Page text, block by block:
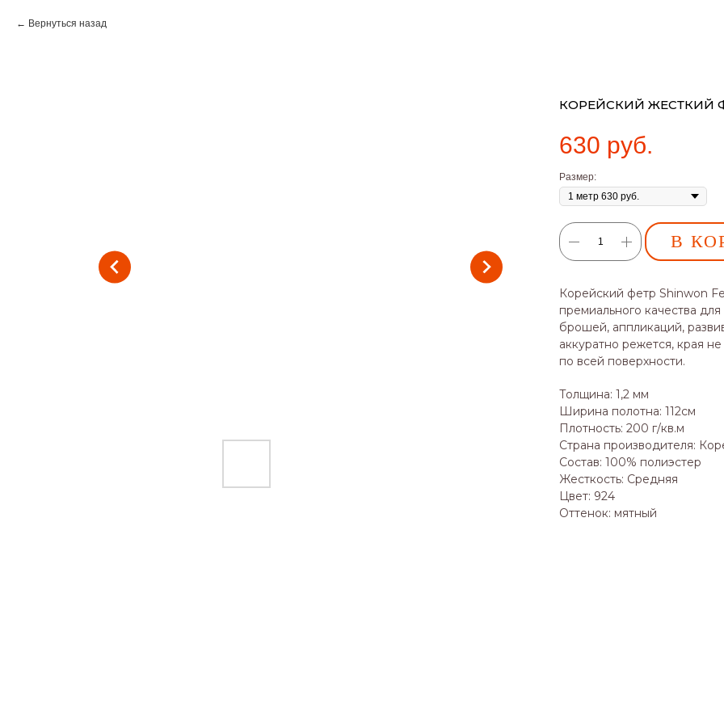
Вернуться назад
КОРЕЙСКИЙ ЖЕСТКИЙ
630 руб.
Размер:
В
Корейский фетр Shinwon
премиального качества
брошей, аппликаций,
аккуратно режется, края
по всей поверхности.
Толщина: 1,2 мм
Ширина полотна: 112см
Плотность: 200 г/кв.м
Страна производителя:
Состав: 100% полиэстер
Жесткость: Средняя
Цвет: 924
Оттенок: мятный